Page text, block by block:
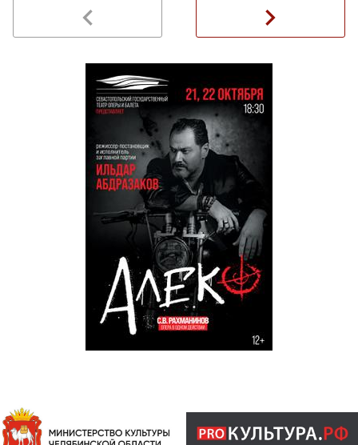
navigate_before navigate_next